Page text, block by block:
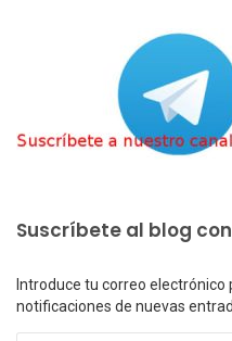
Suscríbete al blog
Introduce tu correo
notificaciones de nuevas